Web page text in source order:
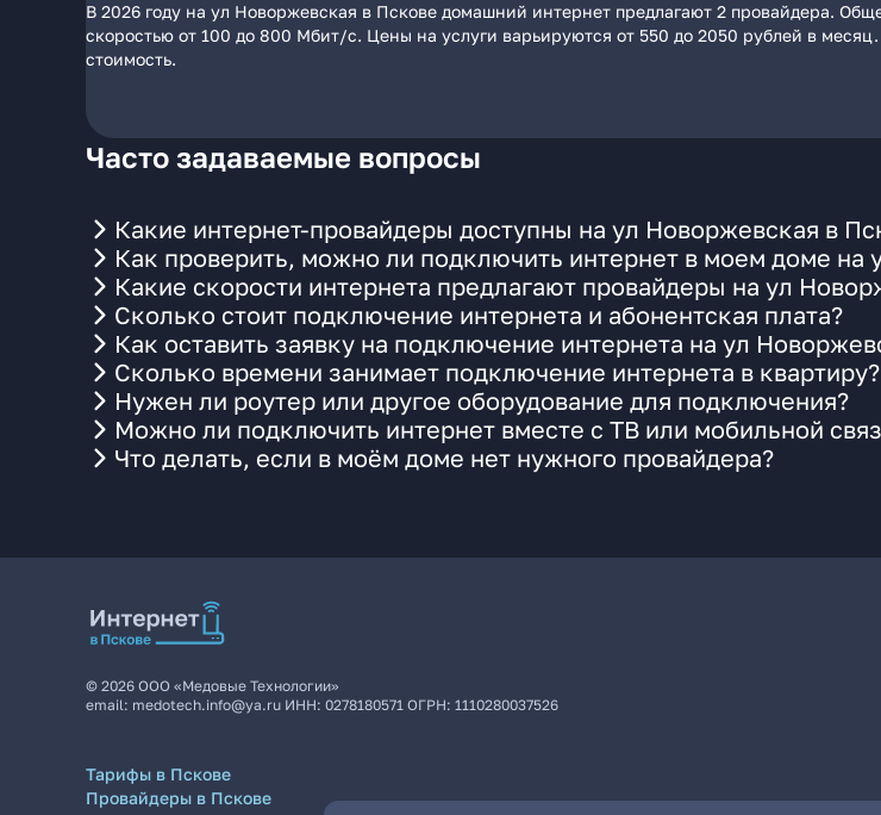
В 2026 году на ул Новоржевская в Пскове домашний интернет предлагают 2 провайдера.
скоростью от 100 до 800 Мбит/с. Цены на услуги варьируются от 550 до 2050 рублей в
стоимость.
Часто задаваемые вопросы
Какие интернет-провайдеры доступны на ул Новоржевская в
Как проверить, можно ли подключить интернет в моем доме на
Какие скорости интернета предлагают провайдеры на ул
Сколько стоит подключение интернета и абонентская плата?
Как оставить заявку на подключение интернета на ул
Сколько времени занимает подключение интернета в квартиру?
Нужен ли роутер или другое оборудование для подключения?
Можно ли подключить интернет вместе с ТВ или мобильной
Что делать, если в моём доме нет нужного провайдера?
© 2026 ООО «Медовые Технологии»
email: medotech.info@ya.ru ИНН: 0278180571 ОГРН: 1110280037526
Тарифы в Пскове
Провайдеры в Пскове